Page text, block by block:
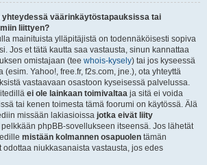
yhteydessä väärinkäytöstapauksissa tai
liittyen?
mainituista ylläpitäjistä on todennäköisesti sopiva
Jos et tätä kautta saa vastausta, sinun kannattaa
omistajaan (tee whois-kysely) tai jos kyseessä
Yahoo!, free.fr, f2s.com, jne.), ota yhteyttä
vastaavaan osastoon kyseisessä palvelussa.
ei ole lainkaan toimivaltaa ja sitä ei voida
tai kenen toimesta tämä foorumi on käytössä. Älä
missään lakiasioissa jotka eivät liity
phpBB-sovellukseen itseensä. Jos lähetät
mistään kolmannen osapuolen tämän
odottaa niukkasanaista vastausta, jos edes